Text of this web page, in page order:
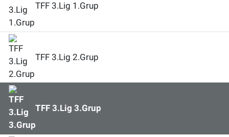
TFF 3.Lig 1.Grup
TFF 3.Lig 2.Grup
TFF 3.Lig 3.Grup